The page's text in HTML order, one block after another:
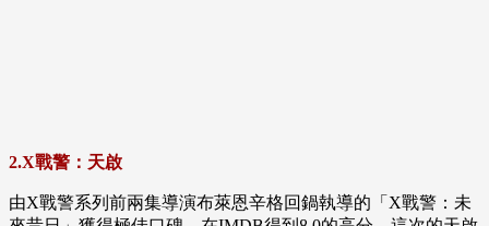
2.X戰警：天啟
由X戰警系列前兩集導演布萊恩辛格回鍋執導的「X戰警：未